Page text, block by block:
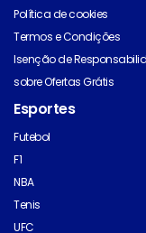
Política de cookies
Termos e Condições
Isenção de
sobre Ofertas Grátis
Esportes
Futebol
F1
NBA
Tenis
UFC